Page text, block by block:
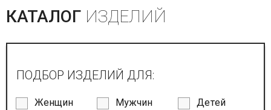
КАТАЛОГ ИЗДЕЛИЙ
ПОДБОР ИЗДЕЛИЙ ДЛЯ:
Женщин Мужчин
Детей